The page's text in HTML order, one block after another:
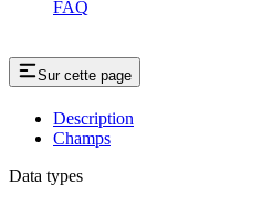
FAQ
Sur cette page
Description
Champs
Data types